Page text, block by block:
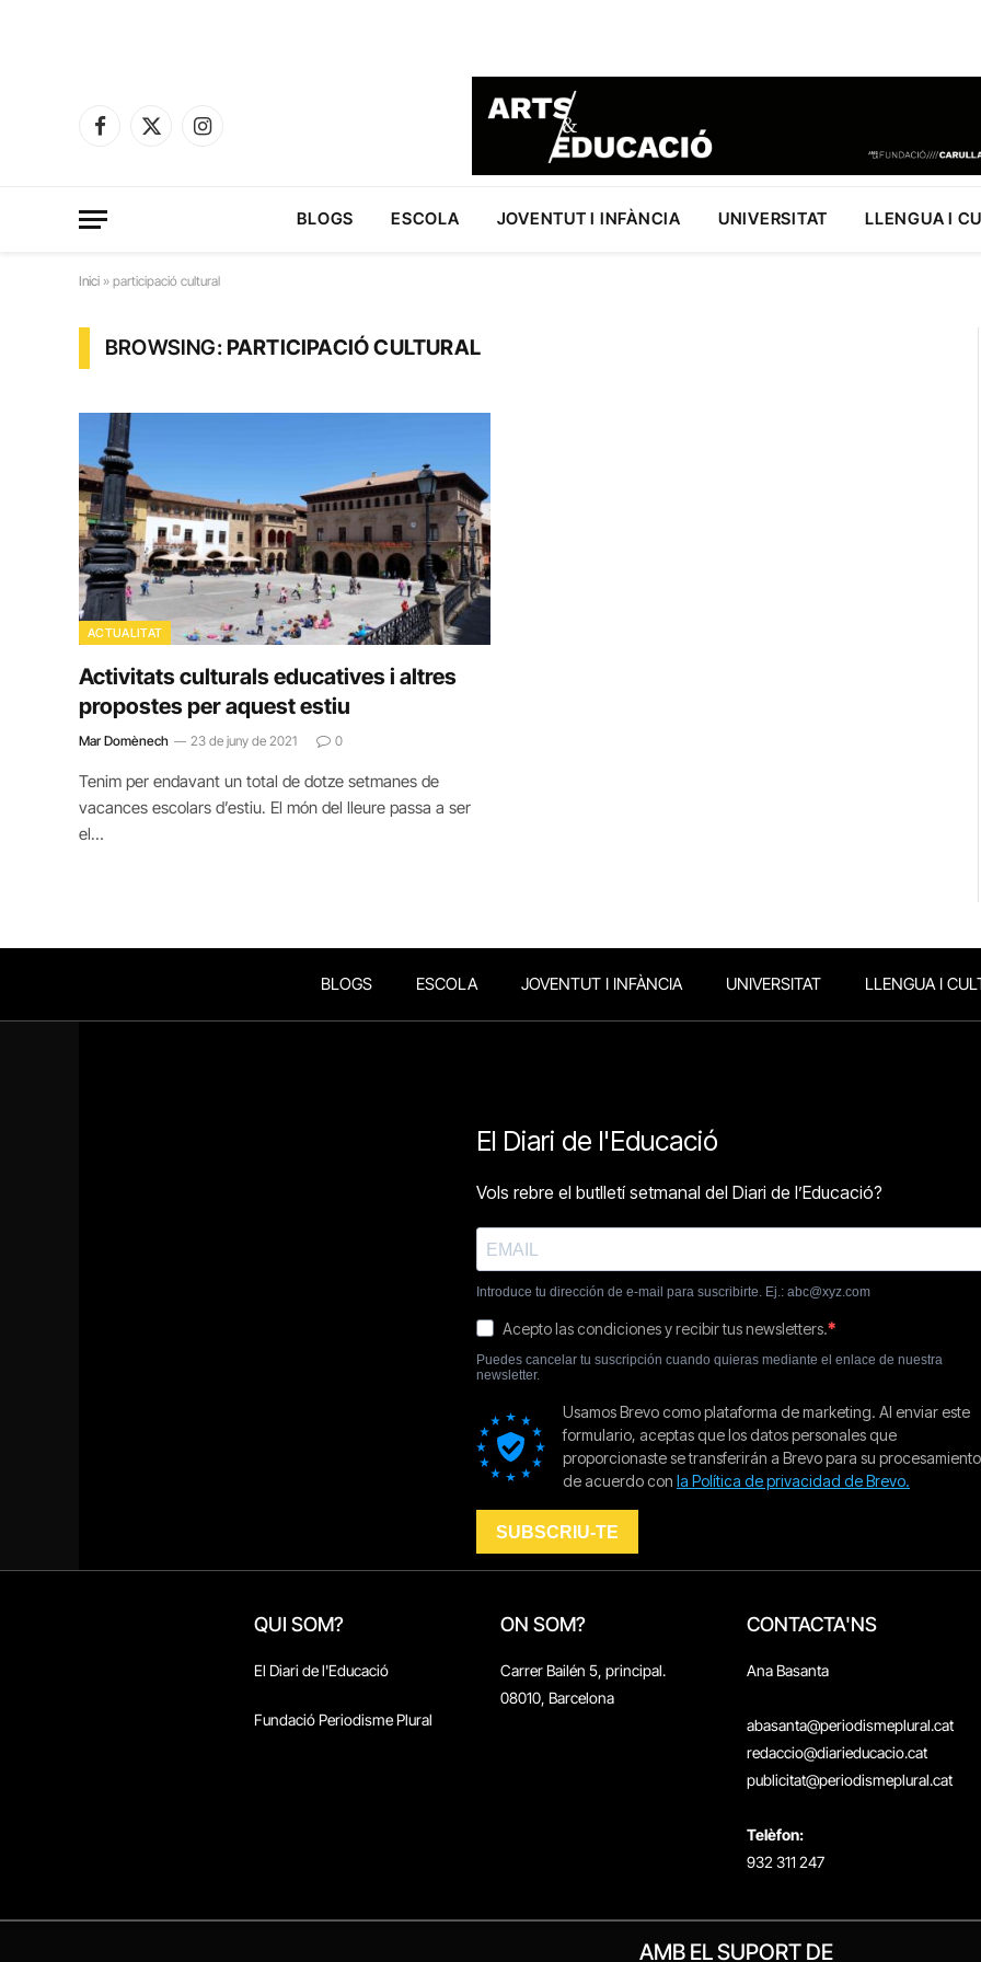
Facebook
X
Instagram
BLOGS ESCOLA JOVENTUT I INFÀNCIA UNIVERSITAT LLENGUA I
Inici » participació cultural
BROWSING:PARTICIPACIÓ CULTURAL
ACTUALITAT
Activitats culturals educatives i altres
propostes per aquest estiu
Mar Domènech 23 de juny de 2021 0
Tenim per endavant un total de dotze setmanes de
vacances escolars d’estiu. El món del lleure passa a ser
el…
BLOGS ESCOLA JOVENTUT I INFÀNCIA UNIVERSITAT LLENGUA I
QUI SOM?
El Diari de l'Educació
Fundació Periodisme Plural
ON SOM?
Carrer Bailén 5, principal.
08010, Barcelona
CONTACTA'NS
Ana Basanta
abasanta@periodismeplural.cat
redaccio@diarieducacio.cat
publicitat@periodismeplural.cat
Telèfon:
932 311 247
AMB EL SUPORT DE